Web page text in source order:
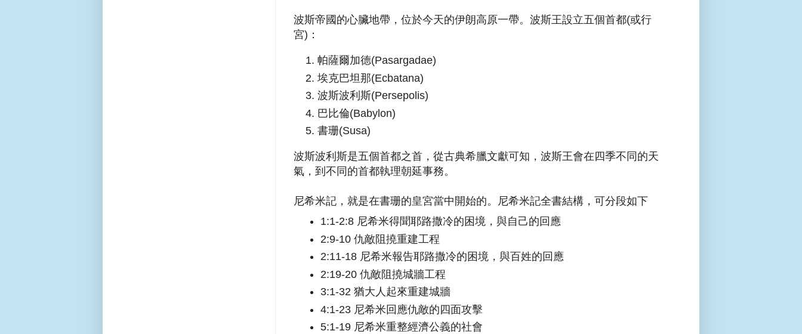
波斯帝國的心臟地帶，位於今天的伊朗高原一帶。波斯王設立五個首都(或行
宮)：
帕薩爾加德(Pasargadae)
埃克巴坦那(Ecbatana)
波斯波利斯(Persepolis)
巴比倫(Babylon)
書珊(Susa)
波斯波利斯是五個首都之首，從古典希臘文獻可知，波斯王會在四季不同的天
氣，到不同的首都執理朝延事務。
尼希米記，就是在書珊的皇宮當中開始的。尼希米記全書結構，可分段如下
1:1-2:8 尼希米得聞耶路撒冷的困境，與自己的回應
2:9-10 仇敵阻撓重建工程
2:11-18 尼希米報告耶路撒冷的困境，與百姓的回應
2:19-20 仇敵阻撓城牆工程
3:1-32 猶大人起來重建城牆
4:1-23 尼希米回應仇敵的四面攻擊
5:1-19 尼希米重整經濟公義的社會